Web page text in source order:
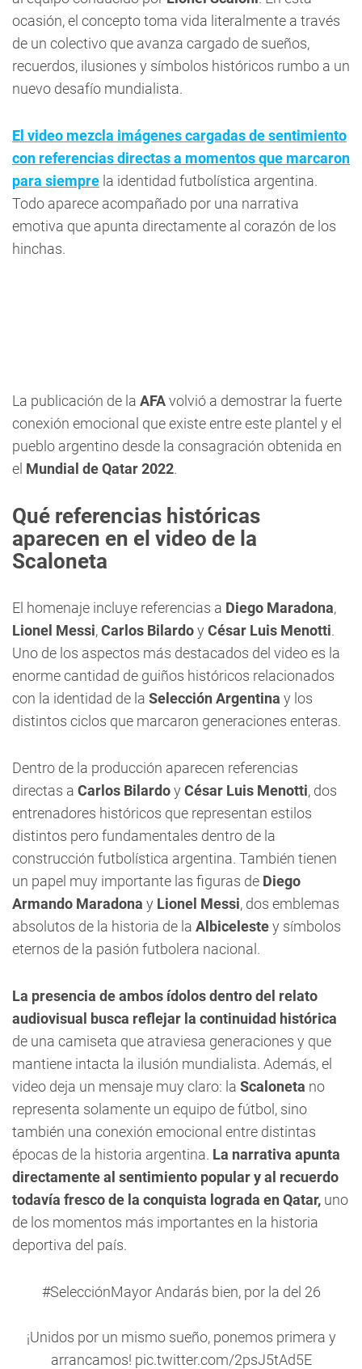
ocasión, el concepto toma vida literalmente a través
de un colectivo que avanza cargado de sueños,
recuerdos, ilusiones y símbolos históricos rumbo a un
nuevo desafío mundialista.
El video mezcla imágenes cargadas de sentimiento
con referencias directas a momentos que marcaron
para siempre la identidad futbolística argentina.
Todo aparece acompañado por una narrativa
emotiva que apunta directamente al corazón de los
hinchas.
La publicación de la AFAvolvió a demostrar la fuerte
conexión emocional que existe entre este plantel y el
pueblo argentino desde la consagración obtenida en
el Mundial de Qatar 2022.
Qué referencias históricas
aparecen en el video de la
Scaloneta
El homenaje incluye referencias a Diego Maradona,
Lionel Messi,Carlos Bilardoy César Luis Menotti.
Uno de los aspectos más destacados del video es la
enorme cantidad de guiños históricos relacionados
con la identidad de la Selección Argentina y los
distintos ciclos que marcaron generaciones enteras.
Dentro de la producción aparecen referencias
directas a Carlos Bilardoy César Luis Menotti, dos
entrenadores históricos que representan estilos
distintos pero fundamentales dentro de la
construcción futbolística argentina. También tienen
un papel muy importante las figuras de Diego
Armando Maradona y Lionel Messi, dos emblemas
absolutos de la historia de la Albicelestey símbolos
eternos de la pasión futbolera nacional.
La presencia de ambos ídolos dentro del relato
audiovisual busca reflejar la continuidad histórica
de una camiseta que atraviesa generaciones y que
mantiene intacta la ilusión mundialista. Además, el
video deja un mensaje muy claro: la Scaloneta no
representa solamente un equipo de fútbol, sino
también una conexión emocional entre distintas
épocas de la historia argentina. La narrativa apunta
directamente al sentimiento popular y al recuerdo
todavía fresco de la conquista lograda en Qatar, uno
de los momentos más importantes en la historia
deportiva del país.
#SelecciónMayorAndarás bien, por la del 26
¡Unidos por un mismo sueño, ponemos primera y
arrancamos! pic.twitter.com/2psJ5tAd5E